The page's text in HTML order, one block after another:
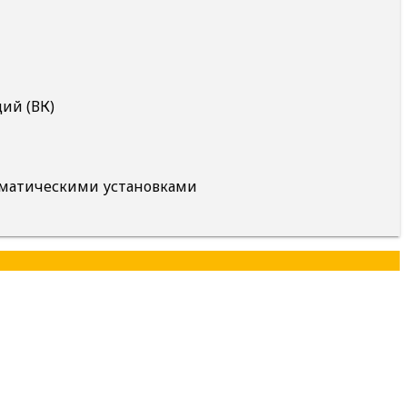
(ВК)
установками